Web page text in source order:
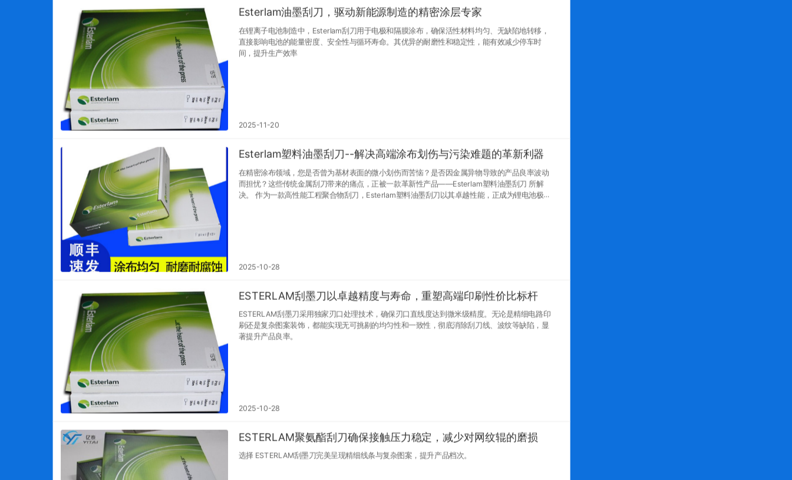
Esterlam油墨刮刀，驱动新能源制造的精密涂层专家
在锂离子电池制造中，Esterlam刮刀用于电极和隔膜涂布，确保活性材料均匀、无缺陷地转移，
直接影响电池的能量密度、安全性与循环寿命。其优异的耐磨性和稳定性，能有效减少停车时
间，提升生产效率
2025-11-20
Esterlam塑料油墨刮刀--解决高端涂布划伤与污染难题的革新利器
在精密涂布领域，您是否曾为基材表面的微小划伤而苦恼？是否因金属异物导致的产品良率波动
而担忧？这些传统金属刮刀带来的痛点，正被一款革新性产品——Esterlam塑料油墨刮刀 所解
决。 作为一款高性能工程聚合物刮刀，Esterlam塑料油墨刮刀以其卓越性能，正成为锂电池极
2025-10-28
ESTERLAM刮墨刀以卓越精度与寿命，重塑高端印刷性价比标杆
ESTERLAM刮墨刀采用独家刃口处理技术，确保刃口直线度达到微米级精度。无论是精细电路印
刷还是复杂图案装饰，都能实现无可挑剔的均匀性和一致性，彻底消除刮刀线、波纹等缺陷，显
著提升产品良率。
2025-10-28
ESTERLAM聚氨酯刮刀确保接触压力稳定，减少对网纹辊的磨损
选择 ESTERLAM刮墨刀完美呈现精细线条与复杂图案，提升产品档次。